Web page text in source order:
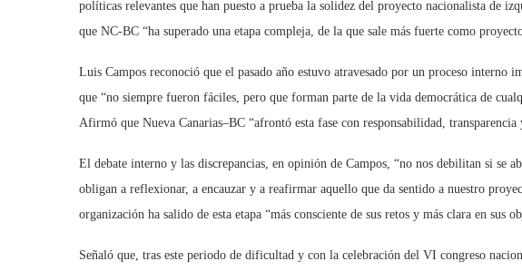
políticas relevantes que han puesto a prueba la solidez del proyecto nacionalista de
que NC-BC “ha superado una etapa compleja, de la que sale más fuerte como
Luis Campos reconoció que el pasado año estuvo atravesado por un proceso interno
que “no siempre fueron fáciles, pero que forman parte de la vida democrática de
Afirmó que Nueva Canarias–BC “afrontó esta fase con responsabilidad, transparencia
El debate interno y las discrepancias, en opinión de Campos, “no nos debilitan si se
obligan a reflexionar, a encauzar y a reafirmar aquello que da sentido a nuestro
organización ha salido de esta etapa “más consciente de sus retos y más clara en sus
Señaló que, tras este periodo de dificultad y con la celebración del VI congreso